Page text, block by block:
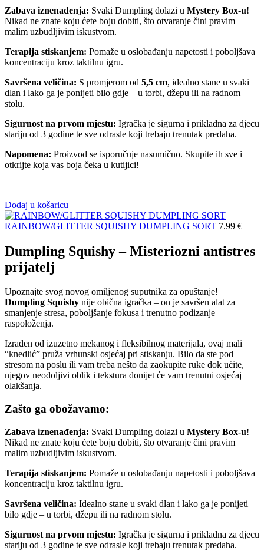
Zabava iznenađenja: Svaki Dumpling dolazi u Mystery Box-u!
Nikad ne znate koju ćete boju dobiti, što otvaranje čini pravim
malim uzbudljivim iskustvom.
Terapija stiskanjem: Pomaže u oslobađanju napetosti i poboljšava
koncentraciju kroz taktilnu igru.
Savršena veličina: S promjerom od 5,5 cm, idealno stane u svaki
dlan i lako ga je ponijeti bilo gdje – u torbi, džepu ili na radnom
stolu.
Sigurnost na prvom mjestu: Igračka je sigurna i prikladna za djecu
stariju od 3 godine te sve odrasle koji trebaju trenutak predaha.
Napomena: Proizvod se isporučuje nasumično. Skupite ih sve i
otkrijte koja vas boja čeka u kutijici!
Dodaj u košaricu
RAINBOW/GLITTER SQUISHY DUMPLING SORT 7.99 €
Dumpling Squishy – Misteriozni antistres
prijatelj
Upoznajte svog novog omiljenog suputnika za opuštanje!
Dumpling Squishy nije obična igračka – on je savršen alat za
smanjenje stresa, poboljšanje fokusa i trenutno podizanje
raspoloženja.
Izrađen od izuzetno mekanog i fleksibilnog materijala, ovaj mali
“knedlić” pruža vrhunski osjećaj pri stiskanju. Bilo da ste pod
stresom na poslu ili vam treba nešto da zaokupite ruke dok učite,
njegov neodoljivi oblik i tekstura donijet će vam trenutni osjećaj
olakšanja.
Zašto ga obožavamo:
Zabava iznenađenja: Svaki Dumpling dolazi u Mystery Box-u!
Nikad ne znate koju ćete boju dobiti, što otvaranje čini pravim
malim uzbudljivim iskustvom.
Terapija stiskanjem: Pomaže u oslobađanju napetosti i poboljšava
koncentraciju kroz taktilnu igru.
Savršena veličina: Idealno stane u svaki dlan i lako ga je ponijeti
bilo gdje – u torbi, džepu ili na radnom stolu.
Sigurnost na prvom mjestu: Igračka je sigurna i prikladna za djecu
stariju od 3 godine te sve odrasle koji trebaju trenutak predaha.